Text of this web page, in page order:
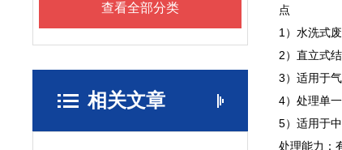
查看全部分类
相关文章
点
1）水洗式
2）直立式
3）适用于
4）处理单一
5）适用于中
处理能力：